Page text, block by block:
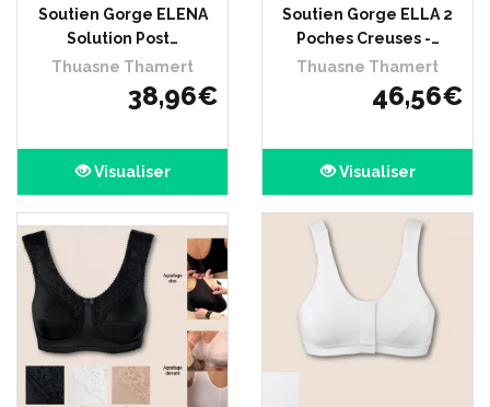
Soutien Gorge ELENA
Solution Post…
Thuasne Thamert
38,96€
Visualiser
Soutien Gorge ELLA 2
Poches Creuses -…
Thuasne Thamert
46,56€
Visualiser